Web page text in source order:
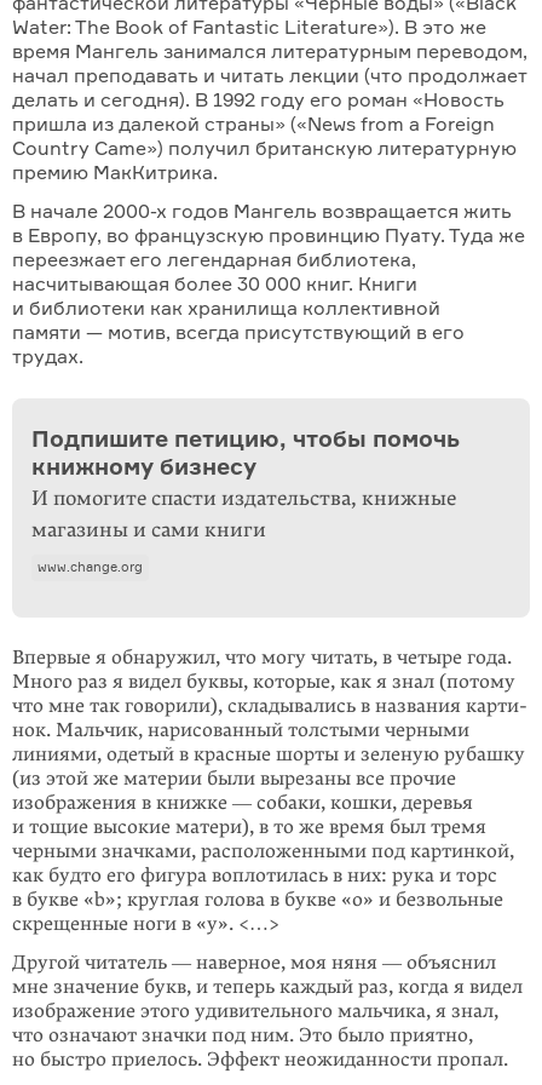
Water: The Book of Fantastic Literature»). В это же
время Мангель занимался литератур­ным пере­водом,
начал препо­давать и читать лекции (что продолжает
делать и сегодня). В 1992 году его роман «Новость
пришла из да­лекой страны» («News from a Foreign
Country Came») получил британскую литературную
премию МакКитрика.
В начале 2000-х годов Мангель возвра­щается жить
в Европу, во француз­скую провинцию Пуату. Туда же
переезжает его легендарная библиотека,
насчитываю­щая более 30 000 книг. Книги
и библиотеки как хранилища коллектив­ной
памяти — мотив, всегда присутствующий в его
трудах.
Подпишите петицию, чтобы помочь
книжному бизнесу
И помогите спасти издательства, книжные
магазины и сами книги
www.change.org
Впервые я обнаружил, что могу читать, в четыре года.
Много раз я видел бук­вы, которые, как я знал (потому
что мне так говорили), склады­вались в назва­ния карти­
нок. Мальчик, нарисо­ванный толстыми черными
линиями, одетый в красные шорты и зеленую рубашку
(из этой же материи были вырезаны все прочие
изображения в книжке ― собаки, кошки, деревья
и тощие высокие матери), в то же время был тремя
черными значками, расположенными под картинкой,
как будто его фигура воплоти­лась в них: рука и торс
в букве «b»; круглая голова в букве «o» и безвольные
скрещенные ноги в «y». <…>
Другой читатель ― наверное, моя няня ― объяснил
мне значение букв, и те­перь каждый раз, когда я видел
изображение этого удиви­тельного мальчика, я знал,
что означают значки под ним. Это было прият­но,
но быстро приелось. Эффект неожидан­ности пропал.